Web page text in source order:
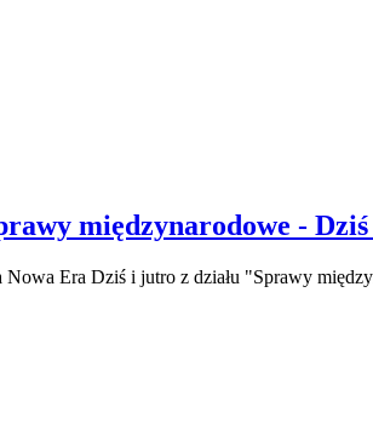
międzynarodowe -
Era Dziś i jutro z działu "Sprawy